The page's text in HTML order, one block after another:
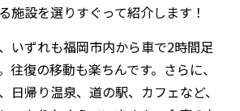
施設を選りすぐって紹介します！
いずれも福岡市内から車で2時間足
往復の移動も楽ちんです。さらに、
日帰り温泉、道の駅、カフェなど、